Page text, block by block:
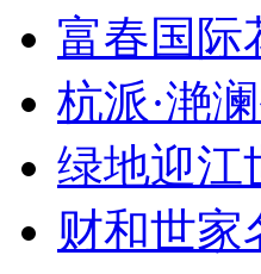
富春国际
杭派·滟
绿地迎江
财和世家